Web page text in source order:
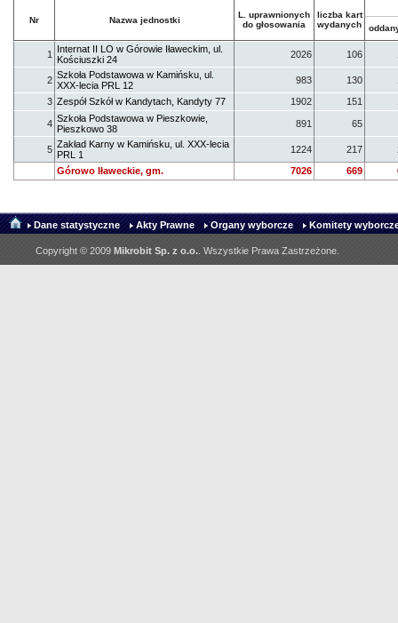
Nr Nazwa jednostki
L. uprawnionych
do głosowania
liczba kart
wydanych
1
Internat II LO w Górowie Iławeckim, ul.
Kościuszki 24
2026 106
2 Szkoła Podstawowa w Kamińsku, ul.
XXX-lecia PRL 12
983 130
3 Zespół Szkół w Kandytach, Kandyty 77 1902 151
4 Szkoła Podstawowa w Pieszkowie,
Pieszkowo 38
891 65
5 Zakład Karny w Kamińsku, ul. XXX-lecia
PRL 1
1224 217
Górowo Iławeckie, gm.
7026 669
Dane statystyczne Akty Prawne Organy wyborcze Komitety
Copyright © 2009 Mikrobit Sp. z o.o. . Wszystkie Prawa Zastrzeżone.